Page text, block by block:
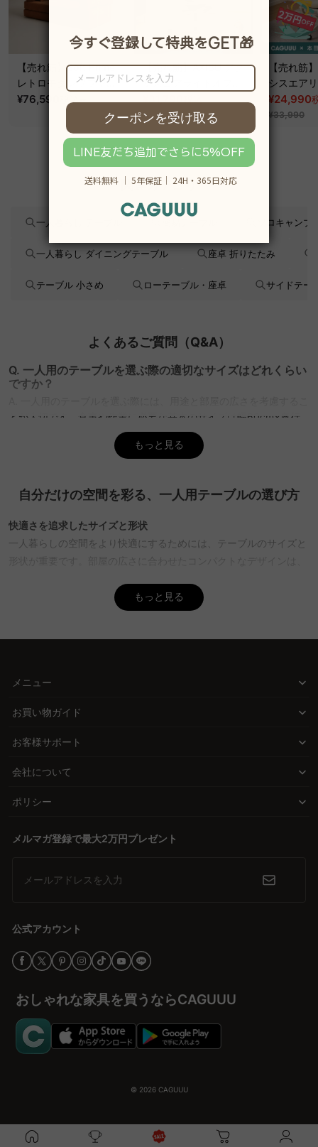
【売れ筋】Soft Prime
レトロモダンソファベ
ッド｜20色以上から選
2WAY【色カスタマイ
¥76,590
【売れ筋】AXISU アク
シスコアライトオフィ
【売れ筋
シスエア
フィスチ
¥24,990
¥33,990
関連カテゴリ
一人暮らし テーブル ソロキャンプ
一人暮らし ダイニングテーブル 座卓 折りたたみ
テーブル 小さめ ローテーブル・座卓 サイドテー
よくあるご質問（Q&A）
Q. 一人用のテーブルを選ぶ際の適切なサイズはどれくらい
ですか？
とが大切です。食事や作業に必要な基本のサイズは幅60cm×奥行
40cm程度ですが、少し余裕を持たせた幅70cm×奥行45cm程度の
ものもおすすめです。部屋の広さに対して大きすぎないテーブルを
Q. 身長160cmの人に適したテーブルの高さはどれくらいで
すか？
A. 身長160cmの人には、一般的に高さ67.2cm程度のテーブルが目
って確認することがおすすめです。CAGUUUでは、豊富なスタイル
料インテリア提案も利用して、理想の高さを見つける手助けをして
ださい。
を選ぶと、限られた空間を有効に活用できます。CAGUUUでは、中
で提供しています。さらに、5年品質保証があるため、安心して長
もっと見る
自分だけの空間を彩る、一人用テーブルの選び方
快適さを追求したサイズと形状
一人暮らしの空間をより快適にするためには、テーブルのサイズと
ブルは壁際にぴったりフィットし、円形テーブルは動線を妨げずに
部屋の中央に配置することができます。
に検討する必要があります。ローテーブルは床に座っても快適に過
ことで食事や作業に適しています。さらに、用途に応じて高さを調
デザインで選びたいものです。木材の温かみやスチールのモダン
を一層引き立てます。CAGUUUでは、北欧モダンやヴィンテージ、
CAGUUUは高品質な素材を使用し、耐久性に優れた製品を提供して
います。また、5年品質保証と無料インテリア提案「MyCoordi」、
バーチャルショールームでのサポートにより、購入後も安心して楽
しむことができます。
自分だけの理想の空間を手に入れる
一人用テーブルは、自分だけの空間をより豊かにするための重要な
アイテムです。CAGUUUの豊富な選択肢から、自分にぴったりのテ
う。購入を検討する際は、サイト内のレビューや保証内容をしっか
もっと見る
メニュー
お買い物ガイド
お客様サポート
会社について
ポリシー
メルマガ登録で最大2万円プレゼント
メールアドレスを入力
公式アカウント
おしゃれな家具を買うならCAGUUU
© 2026 CAGUUU